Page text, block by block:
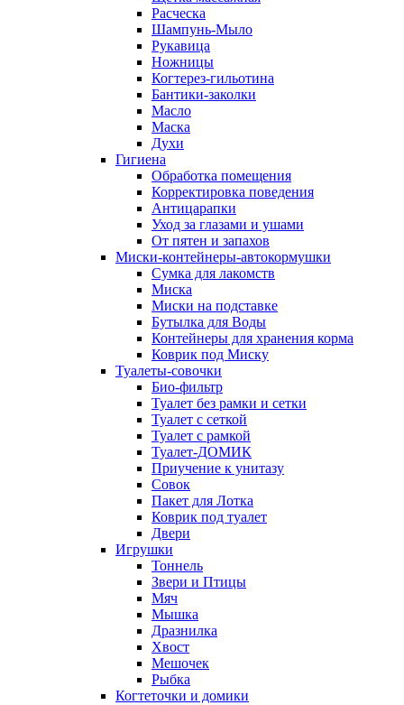
Расческа
Шампунь-Мыло
Рукавица
Ножницы
Когтерез-гильотина
Бантики-заколки
Масло
Маска
Духи
Гигиена
Обработка помещения
Корректировка поведения
Антицарапки
Уход за глазами и ушами
От пятен и запахов
Миски-контейнеры-автокормушки
Сумка для лакомств
Миска
Миски на подставке
Бутылка для Воды
Контейнеры для хранения корма
Коврик под Миску
Туалеты-совочки
Био-фильтр
Туалет без рамки и сетки
Туалет с сеткой
Туалет с рамкой
Туалет-ДОМИК
Приучение к унитазу
Совок
Пакет для Лотка
Коврик под туалет
Двери
Игрушки
Тоннель
Звери и Птицы
Мяч
Мышка
Дразнилка
Хвост
Мешочек
Рыбка
Когтеточки и домики